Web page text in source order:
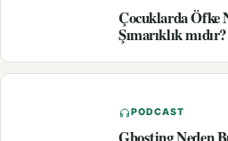
Çocuklarda Öfke
Şımarıklık mıdır?
PODCAST